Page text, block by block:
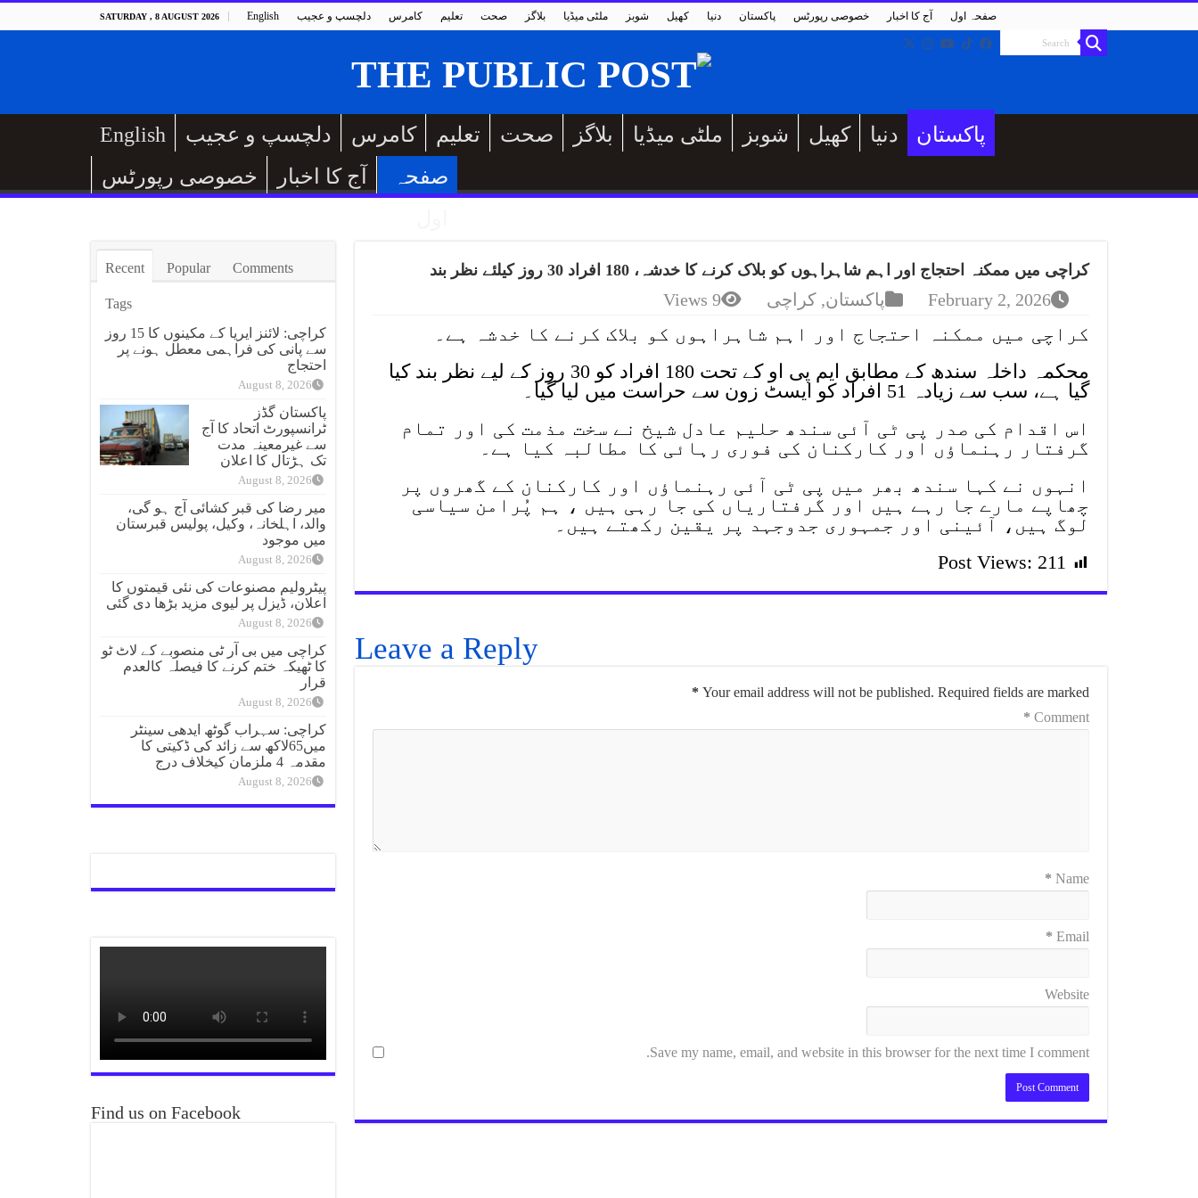
SATURDAY , 8 AUGUST 2026 English دلچسپ و عجیب کامرس تعلیم صحت بلاگز ملٹی میڈیا شوبز کھیل دنیا پاکستان خصوصی رپورٹس آج کا اخبار صفحہ اول
English دلچسپ و عجیب کامرس تعلیم صحت بلاگز ملٹی میڈیا شوبز کھیل دنیا
پاکستان
خصوصی رپورٹس
آج کا اخبار
صفحہ
کراچی میں ممکنہ احتجاج اور اہم شاہراہوں کو بلاک کرنے کا خدشہ، 180 افراد 30 روز کیلئے نظر بند
February 2, 2026 پاکستان, کراچی 9 Views
کراچی میں ممکنہ احتجاج اور اہم شاہراہوں کو بلاک کرنے کا خدشہ ہے۔
محکمہ داخلہ سندھ کے مطابق ایم پی او کے تحت 180 افراد کو 30 روز کے لیے نظر بند کیا
گیا ہے، سب سے زیادہ 51 افراد کو ایسٹ زون سے حراست میں لیا گیا۔
اس اقدام کی صدر پی ٹی آئی سندھ حلیم عادل شیخ نے سخت مذمت کی اور تمام
گرفتار رہنماؤں اور کارکنان کی فوری رہائی کا مطالبہ کیا ہے۔
انہوں نے کہا سندھ بھر میں پی ٹی آئی رہنماؤں اور کارکنان کے گھروں پر
چھاپے مارے جا رہے ہیں اور گرفتاریاں کی جا رہی ہیں ، ہم پُرامن سیاسی
لوگ ہیں، آئینی اور جمہوری جدوجہد پر یقین رکھتے ہیں۔
Post Views: 211
Leave a Reply
Your email address will not be published. Required fields are marked
*
Comment
*
Name
*
Email
*
Website
Save my name, email, and website in this browser for the next time I comment.
Recent Popular Comments
Tags
کراچی: لائنز ایریا کے مکینوں کا 15 روز
سے پانی کی فراہمی معطل ہونے پر
احتجاج
August 8, 2026
پاکستان گڈز
ٹرانسپورٹ اتحاد کا آج
سے غیرمعینہ مدت
تک ہڑتال کا اعلان
August 8, 2026
میر رضا کی قبر کشائی آج ہو گی،
والد، اہلخانہ، وکیل، پولیس قبرستان
میں موجود
August 8, 2026
پیٹرولیم مصنوعات کی نئی قیمتوں کا
اعلان، ڈیزل پر لیوی مزید بڑھا دی گئی
August 8, 2026
کراچی میں بی آر ٹی منصوبے کے لاٹ ٹو
کا ٹھیکہ ختم کرنے کا فیصلہ کالعدم
قرار
August 8, 2026
کراچی: سہراب گوٹھ ایدھی سینٹر
میں65لاکھ سے زائد کی ڈکیتی کا
مقدمہ 4 ملزمان کیخلاف درج
August 8, 2026
Find us on Facebook